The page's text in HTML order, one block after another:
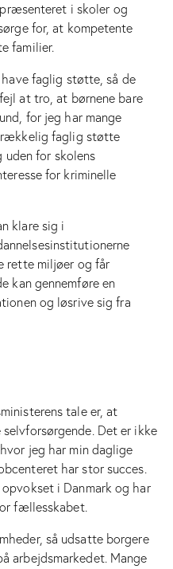
i skoler og
for, at kompetente
familier.
faglig støtte, så de
at tro, at børnene bare
for jeg har mange
faglig støtte
uden for skolens
for kriminelle
klare sig i
rette miljøer og får
kan gennemføre en
og løsrive sig fra
tale er, at
Det er ikke
jeg har min daglige
har stor succes.
i Danmark og har
fællesskabet.
så udsatte borgere
arbejdsmarkedet. Mange